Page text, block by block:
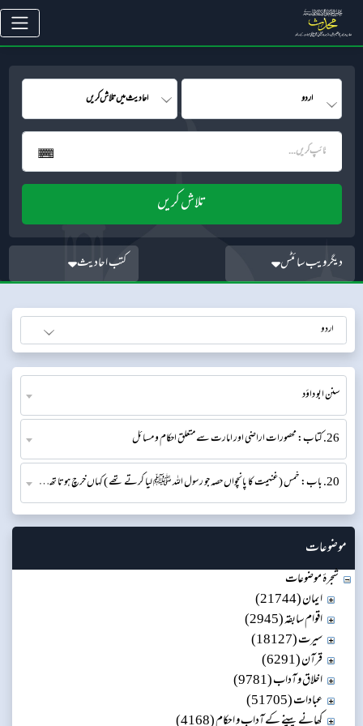
دیگر ویب سائٹس کتب احادیث
سنن ابو داؤد
26. کتاب: محصورات اراضی اور امارت سے متعلق احکام و مسائل
20. باب: خمس ( غنیمت کا پانچواں حصہ جو رسول اللہ ﷺ لیا کرتے تھے ) کہاں خرچ ہوتا تھا اور قرابت داروں کے حصے کا بیان
موضوعات
شجرۂ موضوعات
ایمان (21744)
اقوام سابقہ (2945)
سیرت (18127)
قرآن (6291)
اخلاق و آداب (9781)
عبادات (51705)